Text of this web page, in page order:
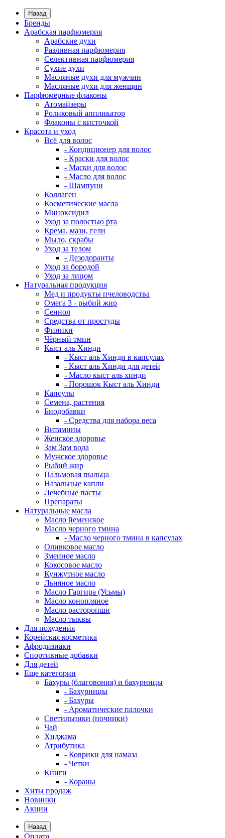
Назад
Бренды
Арабская парфюмерия
Арабские духи
Разливная парфюмерия
Селективная парфюмерия
Сухие духи
Масляные духи для мужчин
Масляные духи для женщин
Парфюмерные флаконы
Атомайзеры
Роликовый аппликатор
Флаконы с кисточкой
Красота и уход
Всё для волос
- Кондиционер для волос
- Краски для волос
- Маски для волос
- Масло для волос
- Шампуни
Коллаген
Косметические масла
Миноксидил
Уход за полостью рта
Крема, мази, гели
Мыло, скрабы
Уход за телом
- Дезодоранты
Уход за бородой
Уход за лицом
Натуральная продукция
Мед и продукты пчеловодства
Омега 3 - рыбий жир
Сеннол
Средства от простуды
Финики
Чёрный тмин
Кыст аль Хинди
- Кыст аль Хинди в капсулах
- Кыст аль Хинди для детей
- Масло кыст аль хинди
- Порошок Кыст аль Хинди
Капсулы
Семена, растения
Биодобавки
- Средства для набора веса
Витамины
Женское здоровье
Зам Зам вода
Мужское здоровье
Рыбий жир
Пальмовая пыльца
Назальные капли
Лечебные пасты
Препараты
Натуральные масла
Масло йеменское
Масло черного тмина
- Масло черного тмина в капсулах
Оливковое масло
Змеиное масло
Кокосовое масло
Кунжутное масло
Льняное масло
Масло Гаргира (Усьмы)
Масло конопляное
Масло расторопши
Масло тыквы
Для похудения
Корейская косметика
Афродизиаки
Спортивные добавки
Для детей
Еще категории
Бахуры (благовония) и бахурницы
- Бахурницы
- Бахуры
- Ароматические палочки
Светильники (ночники)
Чай
Хиджама
Атрибутика
- Коврики для намаза
- Четки
Книги
- Кораны
Хиты продаж
Новинки
Акции
Назад
Оплата